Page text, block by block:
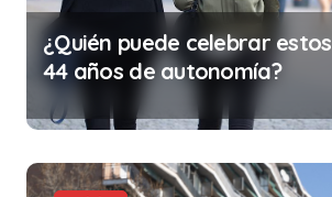
¿Quién puede celebrar estos
44 años de autonomía?